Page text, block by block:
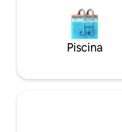
Piscina